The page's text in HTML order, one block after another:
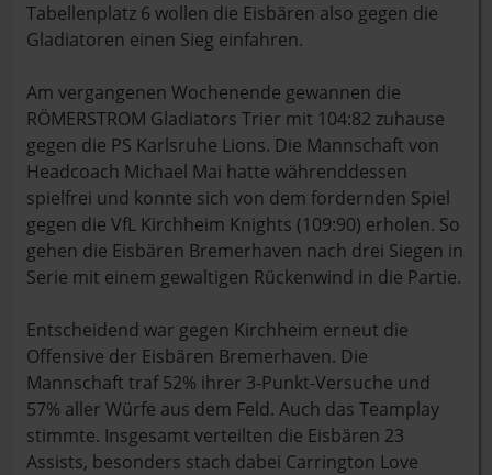
Tabellenplatz 6 wollen die Eisbären also gegen die
Gladiatoren einen Sieg einfahren.
Am vergangenen Wochenende gewannen die
RÖMERSTROM Gladiators Trier mit 104:82 zuhause
gegen die PS Karlsruhe Lions. Die Mannschaft von
Headcoach Michael Mai hatte währenddessen
spielfrei und konnte sich von dem fordernden Spiel
gegen die VfL Kirchheim Knights (109:90) erholen. So
gehen die Eisbären Bremerhaven nach drei Siegen in
Serie mit einem gewaltigen Rückenwind in die Partie.
Entscheidend war gegen Kirchheim erneut die
Offensive der Eisbären Bremerhaven. Die
Mannschaft traf 52% ihrer 3-Punkt-Versuche und
57% aller Würfe aus dem Feld. Auch das Teamplay
stimmte. Insgesamt verteilten die Eisbären 23
Assists, besonders stach dabei Carrington Love